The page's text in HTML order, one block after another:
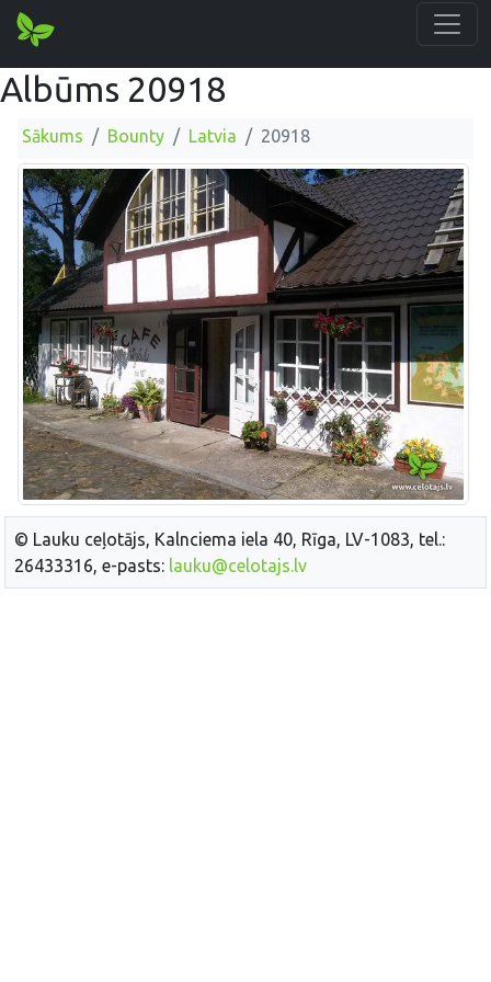
Albūms 20918
Sākums Bounty Latvia 20918
© Lauku ceļotājs, Kalnciema iela 40, Rīga, LV-1083, tel.:
26433316, e-pasts: lauku@celotajs.lv